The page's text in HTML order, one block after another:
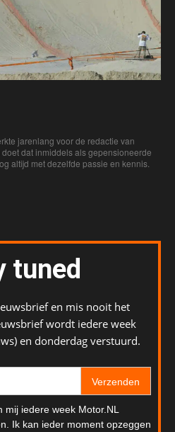
jarenlang voor de redactie van
doet dat inmiddels als gepensioneerde
altijd met dezelfde passie en kennis.
tuned
en mis nooit het
wordt iedere week
en donderdag verstuurd.
Verzenden
iedere week Motor.NL
Ik kan ieder moment opzeggen